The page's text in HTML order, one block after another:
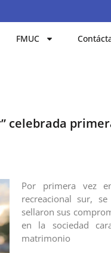
FMUC
celebrada
Por primera vez
recreacional sur,
sellaron sus
en la sociedad
matrimonio